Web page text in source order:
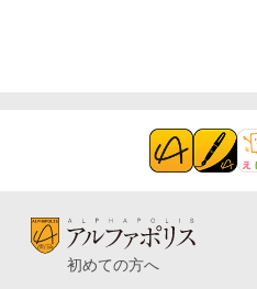
初めての方へ